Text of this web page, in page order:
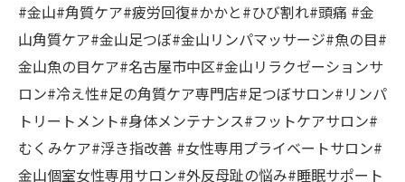
#金山#角質ケア#疲労回復#かかと#ひび割れ#頭痛 #金
山角質ケア#金山足つぼ#金山リンパマッサージ#魚の目#
金山魚の目ケア#名古屋市中区#金山リラクゼーションサ
ロン#冷え性#足の角質ケア専門店#足つぼサロン#リンパ
トリートメント#身体メンテナンス#フットケアサロン#
むくみケア#浮き指改善 #女性専用プライベートサロン#
金山個室女性専用サロン#外反母趾の悩み#睡眠サポート